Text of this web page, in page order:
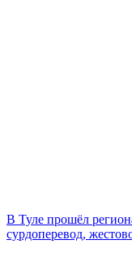
В Туле прошёл
сурдоперевод,